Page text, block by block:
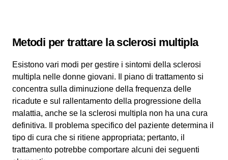
Metodi per trattare la sclerosi multipla
Esistono vari modi per gestire i sintomi della sclerosi
multipla nelle donne giovani. Il piano di trattamento si
concentra sulla diminuzione della frequenza delle
ricadute e sul rallentamento della progressione della
malattia, anche se la sclerosi multipla non ha una cura
definitiva. Il problema specifico del paziente determina il
tipo di cura che si ritiene appropriata; pertanto, il
trattamento potrebbe comportare alcuni dei seguenti